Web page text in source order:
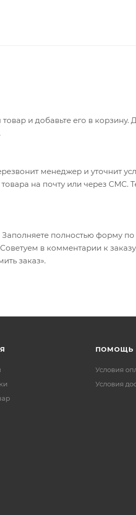
и добавьте его в корзину.
менеджер и уточнит
на почту или через СМС.
полностью форму по
в комментарии к
заказ».
ПОМОЩЬ
Условия
Условия